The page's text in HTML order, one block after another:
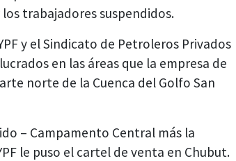
trabajadores suspendidos.
y el Sindicato de Petroleros Privados
en las áreas que la empresa de
norte de la Cuenca del Golfo San
– Campamento Central más la
le puso el cartel de venta en Chubut.